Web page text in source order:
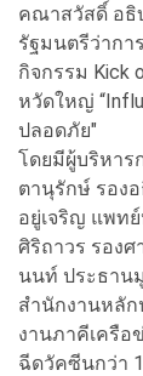
คณาสวัสดิ์ อธิ
รัฐมนตรีว่ากา
กิจกรรม Kick
หวัดใหญ่
ปลอดภัย"
โดยมีผู้บริหาร
ตานุรักษ์ รอง
อยู่เจริญ แพท
ศิริถาวร รอง
นนท์ ประธาน
สำนักงานหลั
งานภาคีเครือ
ฉีดวัคซีนกว่า